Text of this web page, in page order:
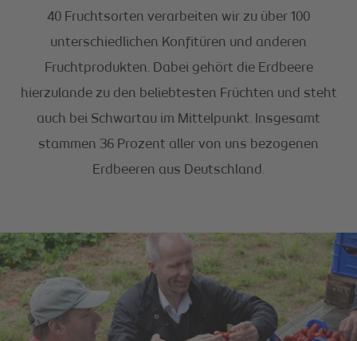
40 Fruchtsorten verarbeiten wir zu über 100
unterschiedlichen Konfitüren und anderen
Fruchtprodukten. Dabei gehört die Erdbeere
hierzulande zu den beliebtesten Früchten und steht
auch bei Schwartau im Mittelpunkt. Insgesamt
stammen 36 Prozent aller von uns bezogenen
Erdbeeren aus Deutschland.